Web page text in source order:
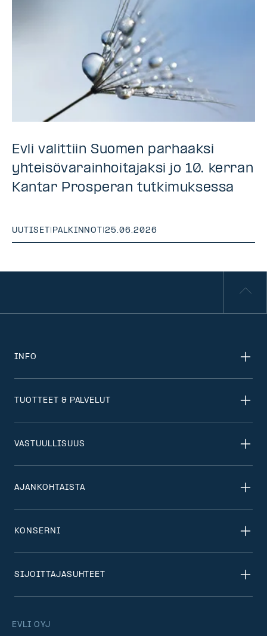
Evli valittiin Suomen parhaaksi
yhteisövarainhoitajaksi jo 10. kerran
Kantar Prosperan tutkimuksessa
UUTISET | PALKINNOT |25.06.2026
EVLI OYJ
INFO
TUOTTEET & PALVELUT
VASTUULLISUUS
AJANKOHTAISTA
KONSERNI
SIJOITTAJASUHTEET